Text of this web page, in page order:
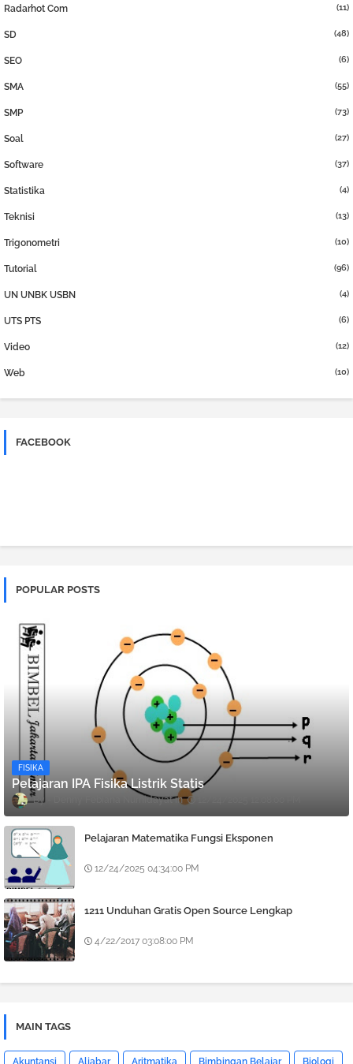
Radarhot Com (11)
SD (48)
SEO (6)
SMA (55)
SMP (73)
Soal (27)
Software (37)
Statistika (4)
Teknisi (13)
Trigonometri (10)
Tutorial (96)
UN UNBK USBN (4)
UTS PTS (6)
Video (12)
Web (10)
FACEBOOK
POPULAR POSTS
FISIKA
Pelajaran IPA Fisika Listrik Statis
Denny Febiana Nurhidayat
Pelajaran Matematika Fungsi Eksponen
12/24/2025 04:34:00 PM
1211 Unduhan Gratis Open Source Lengkap
4/22/2017 03:08:00 PM
MAIN TAGS
Akuntansi Aljabar Aritmatika Bimbingan Belajar Biologi